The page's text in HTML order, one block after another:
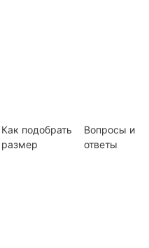
Как подобрать
размер
Вопросы и
ответы